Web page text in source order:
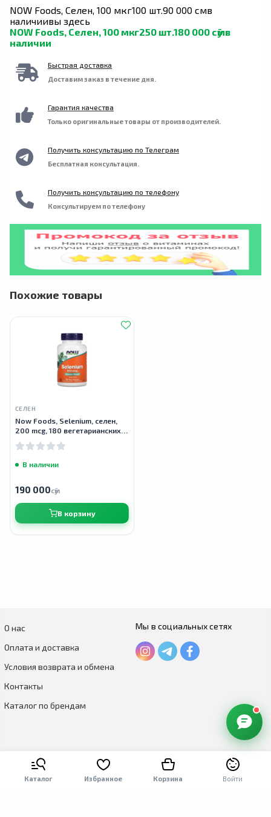
ракообразные и ингредиенты из древесных
орехов. Производится на предприятии,
имеющем регистрацию надлежащей
производственной практики (GMP), где
выполняется обработка других ингредиентов,
содержащих эти аллергены.
NOW Foods, Селен, 100 мкг100 шт.90 000 сӯмв
наличиивы здесь
NOW Foods, Селен, 100 мкг250 шт.180 000 сӯмв
наличии
Быстрая доставка
Доставим заказ в течение дня.
Гарантия качества
Только оригинальные товары от производителей.
Получить консультацию по Телеграм
Бесплатная консультация.
Получить консультацию по телефону
Консультируем по телефону
Похожие товары
СЕЛЕН
Now Foods, Selenium, селен,
200 mcg, 180 вегетарианских
В наличии
190 000сӯм
В корзину
Каталог Избранное Корзина Войти
О нас
Оплата и доставка
Условия возврата и обмена
Контакты
Каталог по брендам
Мы в социальных сетях